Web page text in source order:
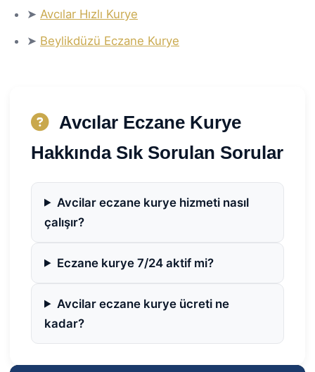
➤ Avcılar Hızlı Kurye
➤ Beylikdüzü Eczane Kurye
Avcılar Eczane Kurye
Hakkında Sık Sorulan Sorular
Avcilar eczane kurye hizmeti nasıl
çalışır?
Eczane kurye 7/24 aktif mi?
Avcilar eczane kurye ücreti ne
kadar?